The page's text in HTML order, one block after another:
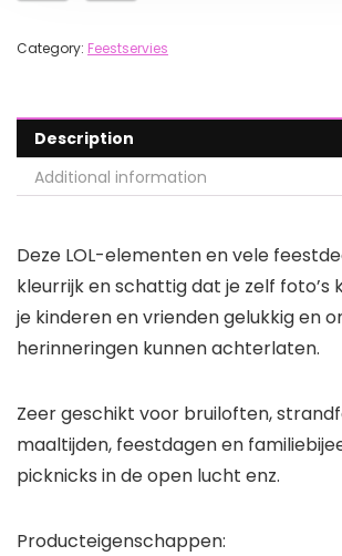
Category: Feestservies
Description
Additional information
Deze LOL-elementen en vele
kleurrijk en schattig dat je zelf foto’s
je kinderen en vrienden gelukkig en
herinneringen kunnen achterlaten.
Zeer geschikt voor bruiloften,
maaltijden, feestdagen en
picknicks in de open lucht enz.
Producteigenschappen: